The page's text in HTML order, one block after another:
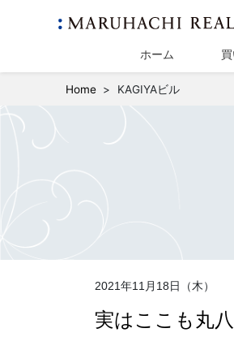
ホーム
Home KAGIYAビル
2021年11月18日（木）
実はここも丸